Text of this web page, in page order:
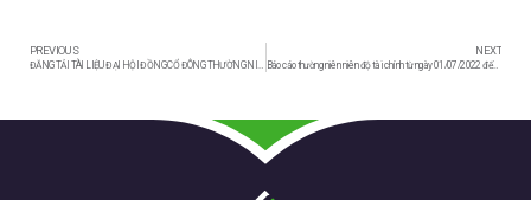
PREVIOUS
ĐĂNG TẢI TÀI LIỆU ĐẠI HỘI ĐỒNG CỔ ĐÔNG THƯỜNG NIÊN LASUCO NĂM 2023-2024
NEXT
Báo cáo thường niên niên độ tài chính từ ngày 01/07/2022 đến ngày 30/06/2023 của công ty cổ phần mia đường Lam Sơn